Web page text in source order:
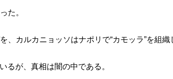
た。
、カルカニョッソはナポリで“カモッラ”を組織
るが、真相は闇の中である。